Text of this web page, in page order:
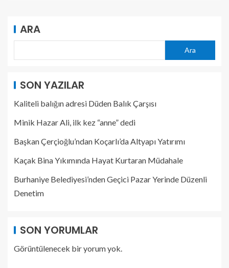
ARA
Ara
SON YAZILAR
Kaliteli balığın adresi Düden Balık Çarşısı
Minik Hazar Ali, ilk kez “anne” dedi
Başkan Çerçioğlu’ndan Koçarlı’da Altyapı Yatırımı
Kaçak Bina Yıkımında Hayat Kurtaran Müdahale
Burhaniye Belediyesi’nden Geçici Pazar Yerinde Düzenli
Denetim
SON YORUMLAR
Görüntülenecek bir yorum yok.